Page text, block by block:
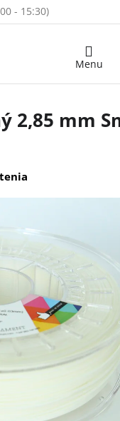
Nákupný
2,85 mm